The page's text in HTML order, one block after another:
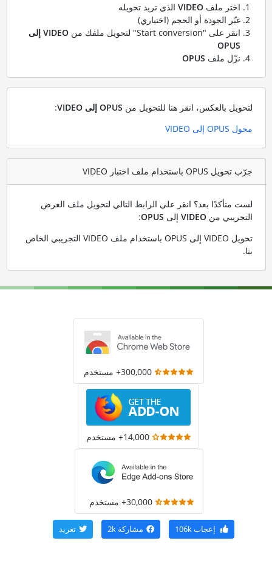
اختر ملف VIDEOالذي تريد تحويله
غيّر الجودة أو الحجم (اختياري)
انقر على "Start conversion" لتحويل ملفك من
VIDEO إلى
OPUS
نزّل ملف OPUS
لتحويل بالعكس، انقر هنا للتحويل من OPUS إلى VIDEO
:
محول OPUS إلى VIDEO
جرّب تحويل OPUS باستخدام ملف اختبار VIDEO
لست متأكدًا بعد؟ انقر على الرابط التالي لتحويل ملف العرض
التجريبي من VIDEOإلى OPUS
:
تحويل VIDEO إلى OPUS باستخدام ملف VIDEO التجريبي الخاص
بنا.
300,000+ مستخدم
14,000+ مستخدم
30,000+ مستخدم
إعجاب106k مشاركة 2k تغريد